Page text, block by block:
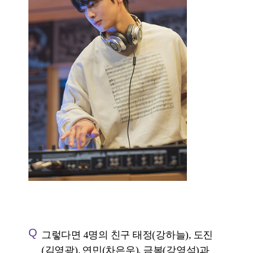
희생되는 캐릭터다. 주인공들이 옥심을
“이것저것”이라고 부르는 것도 조금
문제적 소지가 있다고 생각했다. 이 남성
중심의 서사에서 옥심은 결국은 소외될
수밖에 없고, 티키타카가 이루어질 수
없는 캐릭터다. 이 대담을 준비할 겸 주말
프라임 타임에 극장을 찾았는데, <30일>
보다 확실히 웃음 타율이 낮았다.